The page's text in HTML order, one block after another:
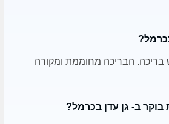
בריכה. הבריכה מחוממת ומקורה
ב- גן עדן בכרמל?